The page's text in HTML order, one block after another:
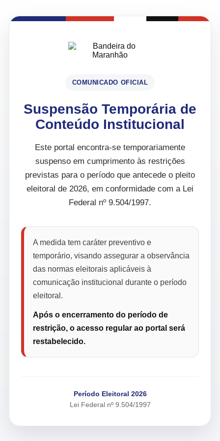
COMUNICADO OFICIAL
Suspensão Temporária de
Conteúdo Institucional
Este portal encontra-se temporariamente
suspenso em cumprimento às restrições
previstas para o período que antecede o pleito
eleitoral de 2026, em conformidade com a Lei
Federal nº 9.504/1997.
A medida tem caráter preventivo e
temporário, visando assegurar a observância
das normas eleitorais aplicáveis à
comunicação institucional durante o período
eleitoral.
Após o encerramento do período de
restrição, o acesso regular ao portal será
restabelecido.
Período Eleitoral 2026
Lei Federal nº 9.504/1997